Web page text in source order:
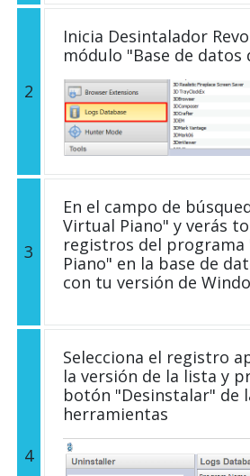
2
Inicia Desintalador
módulo "Base de
3
En el campo de
Virtual Piano" y verás
registros del programa
Piano" en la base de
con tu versión de
4
Selecciona el registro
la versión de la lista y
botón "Desinstalar" de
herramientas